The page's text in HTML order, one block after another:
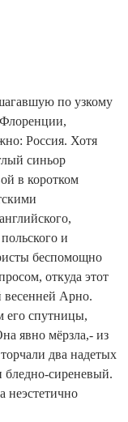
по узкому
Флоренции,
Россия. Хотя
синьор
в коротком
и
беспомощно
откуда этот
весенней Арно.
его спутницы,
явно мёрзла,- из
два надетых
бледно‑сиреневый.
неэстетично